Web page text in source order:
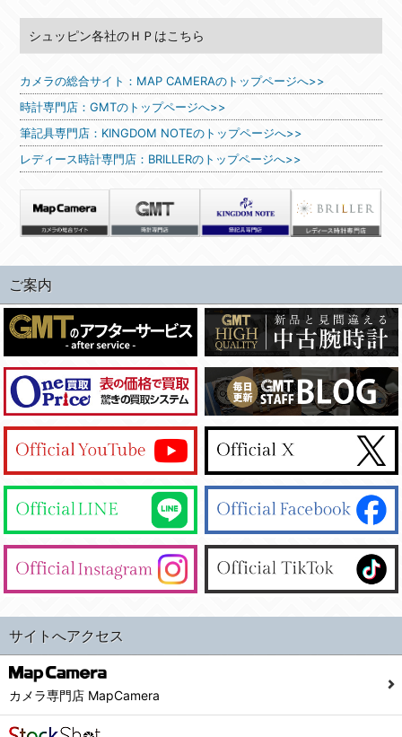
シュッピン各社のＨＰはこちら
カメラの総合サイト：MAP CAMERAのトップページへ>>
時計専門店：GMTのトップページへ>>
筆記具専門店：KINGDOM NOTEのトップページへ>>
レディース時計専門店：BRILLERのトップページへ>>
ご案内
サイトへアクセス
カメラ専門店 MapCamera